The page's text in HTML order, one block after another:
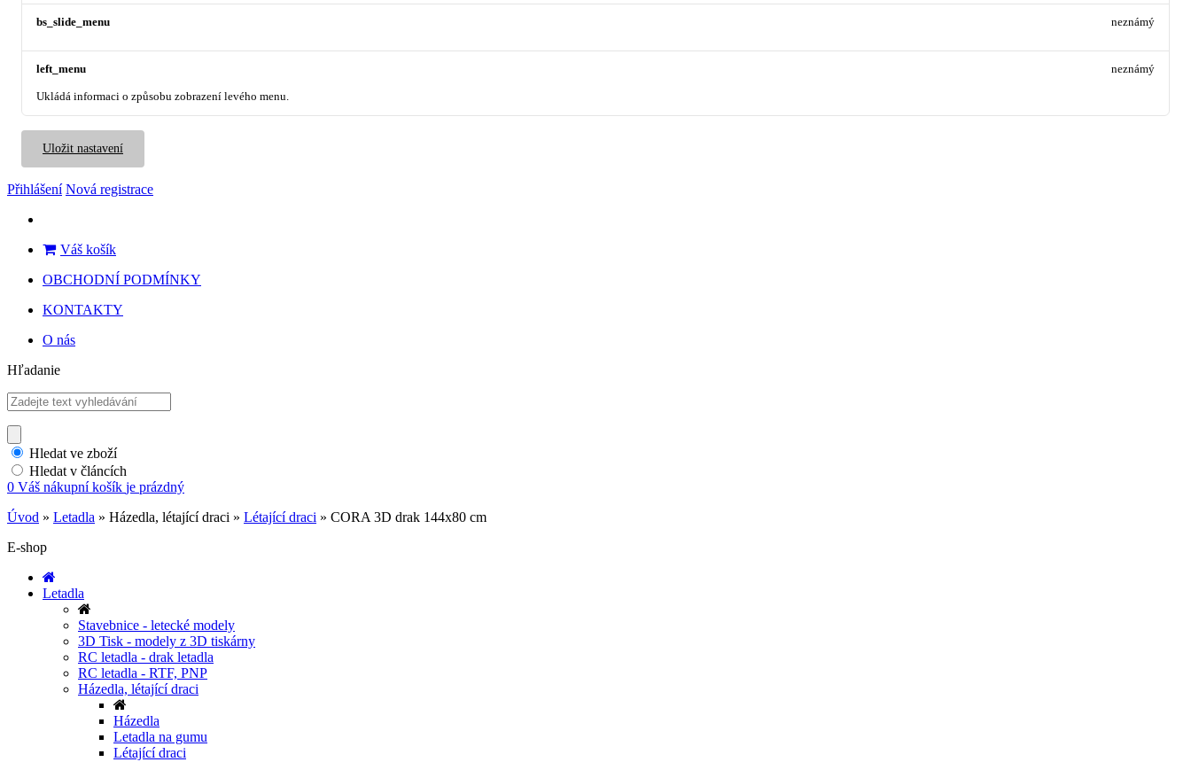
bs_slide_menu neznámý
left_menu
Ukládá informaci o způsobu zobrazení levého menu.
neznámý
Uložit nastavení
Přihlášení Nová registrace
Váš košík
OBCHODNÍ PODMÍNKY
KONTAKTY
O nás
Hľadanie
Hledat ve zboží
Hledat v článcích
0 Váš nákupní košík je prázdný
Úvod » Letadla » Házedla, létající draci » Létající draci » CORA 3D drak 144x80 cm
E-shop
Letadla
Stavebnice - letecké modely
3D Tisk - modely z 3D tiskárny
RC letadla - drak letadla
RC letadla - RTF, PNP
Házedla, létající draci
Házedla
Letadla na gumu
Létající draci